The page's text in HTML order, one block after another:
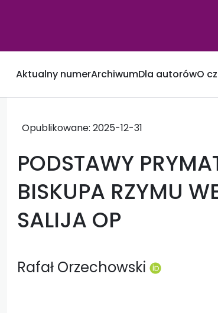
Aktualny numerArchiwumDla autorówO
Opublikowane: 2025-12-31
PODSTAWY
BISKUPA RZYMU
SALIJA OP
Rafał Orzechowski